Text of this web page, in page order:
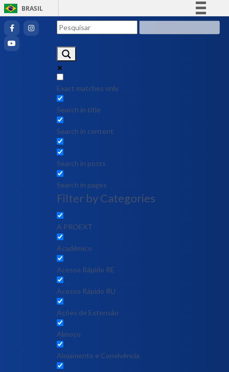
BRASIL
Exact matches only
Search in title
Search in content
Search in posts
Search in pages
Filter by Categories
A PROEXT
Acadêmico
Acesso Rápido RE
Acesso Rápido RU
Ações de Extensão
Almoço
Alojamento e Convivência